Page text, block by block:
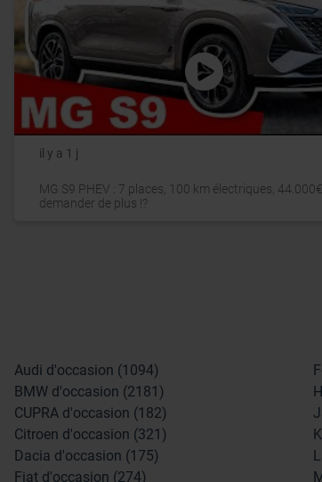
il y a 1 j
MG S9 PHEV : 7 places, 100 km électriques,
demander de plus !?
Audi d'occasion (1094)
BMW d'occasion (2181)
CUPRA d'occasion (182)
Citroen d'occasion (321)
Dacia d'occasion (175)
Fiat d'occasion (274)